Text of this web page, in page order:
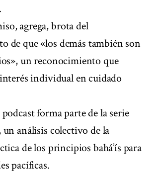
agrega, brota del
de que «los demás también son
un reconocimiento que
individual en cuidado
forma parte de la serie
análisis colectivo de la
de los principios bahá’ís para
pacíficas.